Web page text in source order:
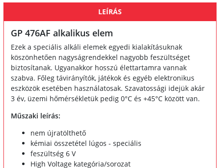
LEÍRÁS
GP 476AF alkalikus elem
Ezek a speciális alkáli elemek egyedi kialakításuknak
köszönhetően nagyságrendekkel nagyobb feszültséget
biztosítanak. Ugyanakkor hosszú élettartamra vannak
szabva. Főleg távirányítók, játékok és egyéb elektronikus
eszközök esetében használatosak. Szavatossági idejük akár
3 év, üzemi hőmérsékletük pedig 0°C és +45°C között van.
Műszaki leírás:
nem újratölthető
kémiai összetétel lúgos - speciális
feszültség 6 V
High Voltage kategória/sorozat